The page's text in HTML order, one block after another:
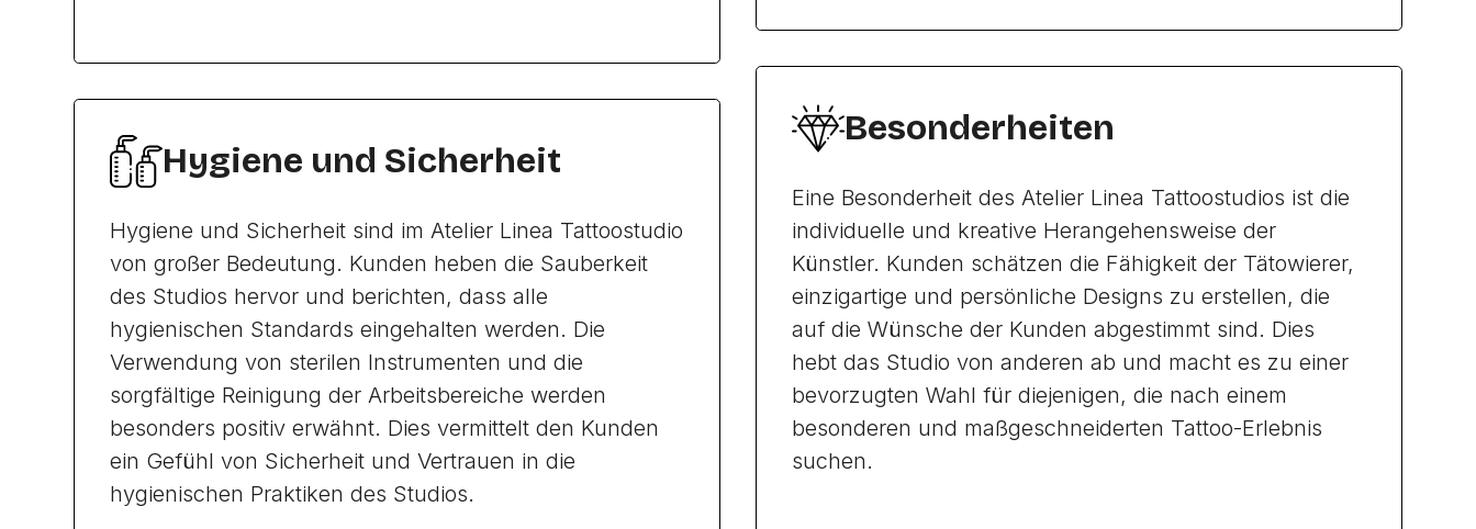
Hygiene und Sicherheit
Hygiene und Sicherheit sind im Atelier Linea Tattoostudio
von großer Bedeutung. Kunden heben die Sauberkeit
des Studios hervor und berichten, dass alle
hygienischen Standards eingehalten werden. Die
Verwendung von sterilen Instrumenten und die
sorgfältige Reinigung der Arbeitsbereiche werden
besonders positiv erwähnt. Dies vermittelt den Kunden
ein Gefühl von Sicherheit und Vertrauen in die
hygienischen Praktiken des Studios.
Besonderheiten
Eine Besonderheit des Atelier Linea Tattoostudios ist die
individuelle und kreative Herangehensweise der
Künstler. Kunden schätzen die Fähigkeit der Tätowierer,
einzigartige und persönliche Designs zu erstellen, die
auf die Wünsche der Kunden abgestimmt sind. Dies
hebt das Studio von anderen ab und macht es zu einer
bevorzugten Wahl für diejenigen, die nach einem
besonderen und maßgeschneiderten Tattoo-Erlebnis
suchen.